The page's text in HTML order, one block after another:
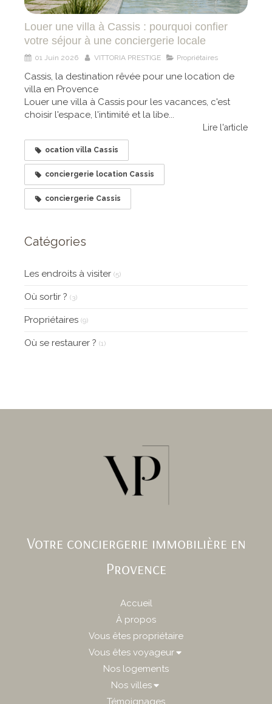
Louer une villa à Cassis : pourquoi confier
votre séjour à une conciergerie locale
01 Juin 2026 VITTORIA PRESTIGE Propriétaires
Cassis, la destination rêvée pour une location de
villa en Provence
Louer une villa à Cassis pour les vacances, c'est
choisir l'espace, l'intimité et la libe...
Lire l'article
ocation villa Cassis
conciergerie location Cassis
conciergerie Cassis
Catégories
Les endroits à visiter (5)
Où sortir ? (3)
Propriétaires (9)
Où se restaurer ? (1)
Votre conciergerie immobilière en
Provence
Accueil
À propos
Vous êtes propriétaire
Vous êtes voyageur
Nos logements
Nos villes
Témoignages